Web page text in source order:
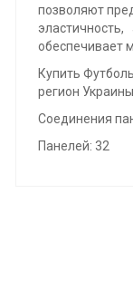
позволяют
обеспечивает
Купить
регион
Соединения
Панелей: 32